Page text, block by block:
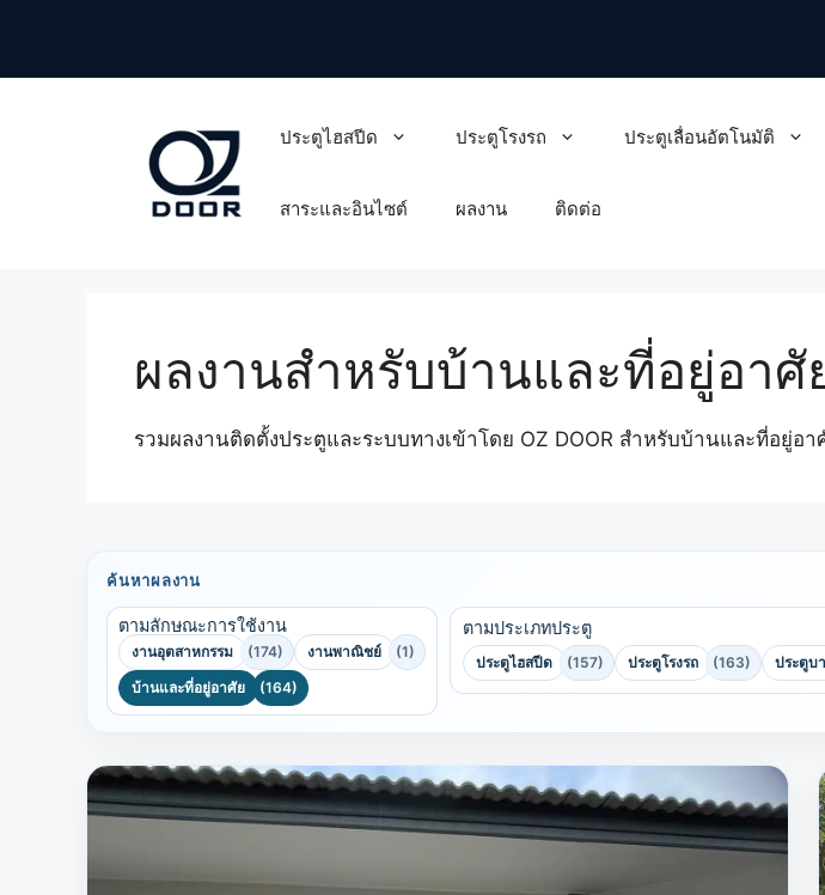
content
ประตูไฮสปีด ประตูโรงรถ ประตูเลื่อนอัตโนมัติ
สาระและอินไซต์ ผลงาน ติดต่อ
ผลงานสำหรับบ้านและที่อยู่อาศั
รวมผลงานติดตั้งประตูและระบบทางเข้าโดย OZ DOOR สำหรับบ้านและที่อยู่อา
ค้นหาผลงาน
ตามลักษณะการใช้งาน
งานอุตสาหกรรม (174) งานพาณิชย์
(1)
บ้านและที่อยู่อาศัย
(164)
ตามประเภทประตู
ประตูไฮสปีด (157) ประตูโรงรถ (163) ประตูบ